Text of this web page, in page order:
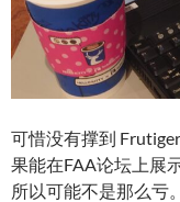
可惜没有撑到
果能在FAA论坛上展
所以可能不是那么亏。